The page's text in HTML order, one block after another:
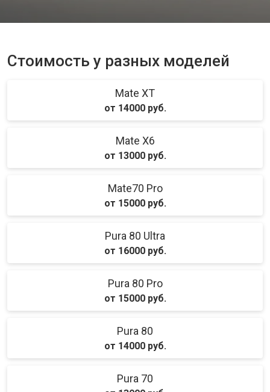
Стоимость у разных моделей
Mate XT
от 14000 руб.
Mate X6
от 13000 руб.
Mate70 Pro
от 15000 руб.
Pura 80 Ultra
от 16000 руб.
Pura 80 Pro
от 15000 руб.
Pura 80
от 14000 руб.
Pura 70